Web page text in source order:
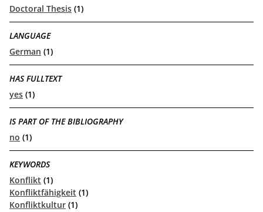
Doctoral Thesis (1)
LANGUAGE
German (1)
HAS FULLTEXT
yes (1)
IS PART OF THE BIBLIOGRAPHY
no (1)
KEYWORDS
Konflikt (1)
Konfliktfähigkeit (1)
Konfliktkultur (1)